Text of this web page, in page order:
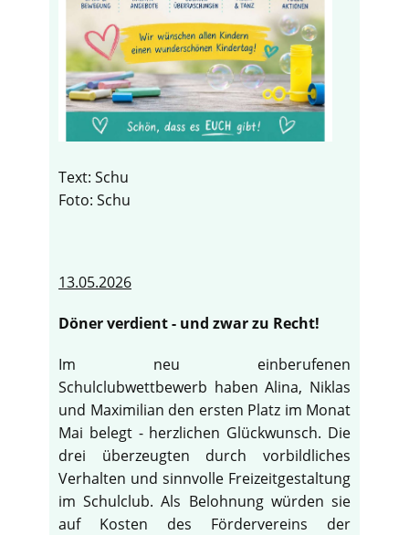
Text: Schu
Foto: Schu
13.05.2026
Döner verdient - und zwar zu Recht!
Im neu einberufenen
Schulclubwettbewerb haben Alina, Niklas
und Maximilian den ersten Platz im Monat
Mai belegt - herzlichen Glückwunsch. Die
drei überzeugten durch vorbildliches
Verhalten und sinnvolle Freizeitgestaltung
im Schulclub. Als Belohnung würden sie
auf Kosten des Fördervereins der